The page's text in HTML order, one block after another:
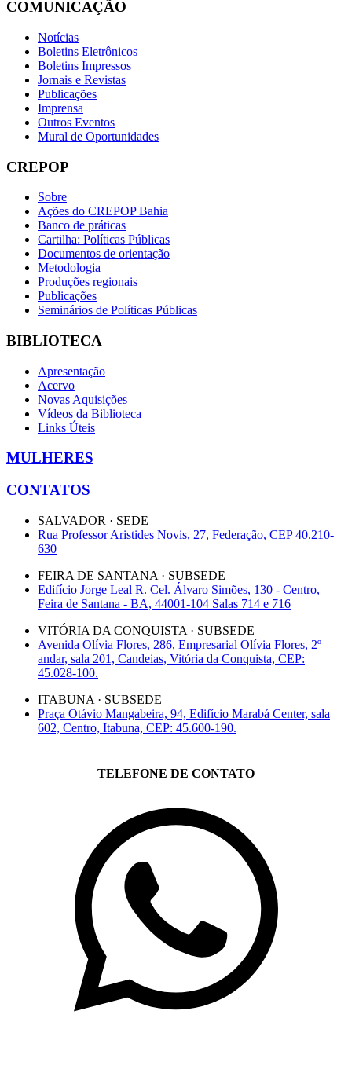
COMUNICAÇÃO
Notícias
Boletins Eletrônicos
Boletins Impressos
Jornais e Revistas
Publicações
Imprensa
Outros Eventos
Mural de Oportunidades
CREPOP
Sobre
Ações do CREPOP Bahia
Banco de práticas
Cartilha: Políticas Públicas
Documentos de orientação
Metodologia
Produções regionais
Publicações
Seminários de Políticas Públicas
BIBLIOTECA
Apresentação
Acervo
Novas Aquisições
Vídeos da Biblioteca
Links Úteis
MULHERES
CONTATOS
SALVADOR · SEDE
Rua Professor Aristides Novis, 27, Federação, CEP 40.210-
630
FEIRA DE SANTANA · SUBSEDE
Edifício Jorge Leal R. Cel. Álvaro Simões, 130 - Centro,
Feira de Santana - BA, 44001-104 Salas 714 e 716
VITÓRIA DA CONQUISTA · SUBSEDE
Avenida Olívia Flores, 286, Empresarial Olívia Flores, 2º
andar, sala 201, Candeias, Vitória da Conquista, CEP:
45.028-100.
ITABUNA · SUBSEDE
Praça Otávio Mangabeira, 94, Edifício Marabá Center, sala
602, Centro, Itabuna, CEP: 45.600-190.
TELEFONE DE CONTATO